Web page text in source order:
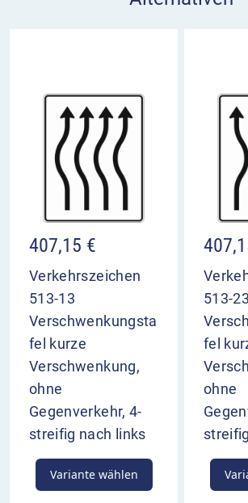
407,15 €
Verkehrszeichen
513-13
Verschwenkungsta
fel kurze
Verschwenkung,
ohne
Gegenverkehr, 4-
streifig nach links
Variante wählen
513-23
fel
ohne